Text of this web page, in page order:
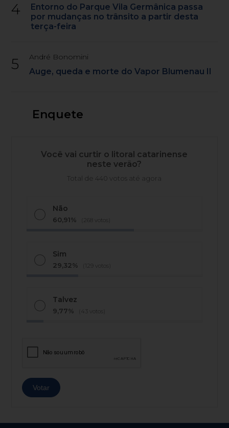
4
Entorno do Parque Vila Germânica passa
por mudanças no trânsito a partir desta
terça-feira
5 André Bonomini
Auge, queda e morte do Vapor Blumenau II
Enquete
Você vai curtir o litoral catarinense
neste verão?
Total de 440 votos até agora
Não
60,91% (268 votos)
Sim
29,32% (129 votos)
Talvez
9,77% (43 votos)